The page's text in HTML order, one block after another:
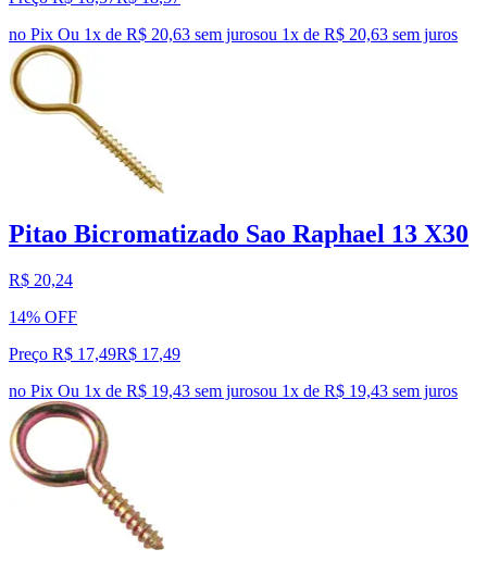
no Pix Ou 1x de R$ 20,63 sem jurosou 1x de R$ 20,63 sem juros
Pitao Bicromatizado Sao Raphael 13 X30
R$ 20,24
14% OFF
Preço R$ 17,49R$ 17,49
no Pix Ou 1x de R$ 19,43 sem jurosou 1x de R$ 19,43 sem juros